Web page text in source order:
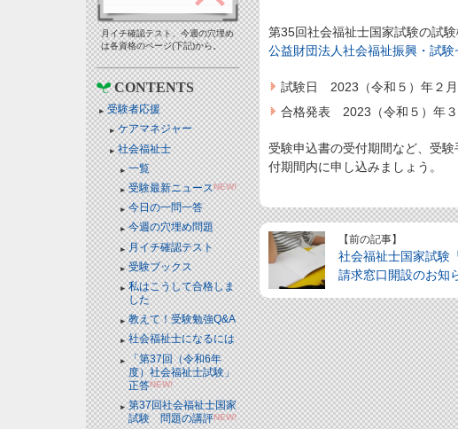
月イチ確認テスト、今週の穴埋め
は各資格のページ(下記)から。
CONTENTS
受験者応援
ケアマネジャー
社会福祉士
一覧
受験最新ニュースNEW!
今日の一問一答
今週の穴埋め問題
月イチ確認テスト
受験ブックス
私はこうして合格しま
した
教えて！受験勉強Q&A
社会福祉士になるには
「第37回（令和6年
度）社会福祉士試験」
正答NEW!
第37回社会福祉士国家
試験 問題の講評NEW!
第35回社会福祉士国家試験の試験
公益財団法人社会福祉振興・試験
試験日 2023（令和５）年２月
合格発表 2023（令和５）年３
受験申込書の受付期間など、受
付期間内に申し込みましょう。
【前の記事】
社会福祉士国家試験
請求窓口開設のお知